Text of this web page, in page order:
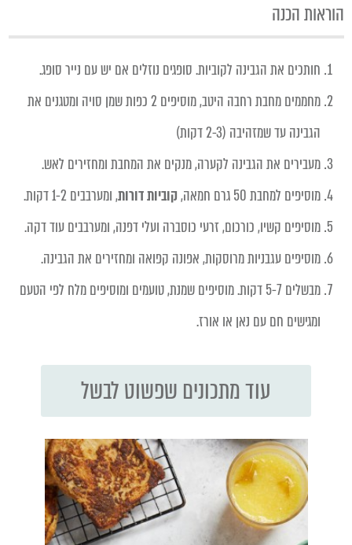
הוראות הכנה
חותכים את הגבינה לקוביות. סופגים נוזלים אם יש עם נייר סופג.
מחממים מחבת רחבה היטב, מוסיפים 2 כפות שמן סויה ומטגנים את
הגבינה עד שמזהיבה (2-3 דקות)
מעבירים את הגבינה לקערה, מנקים את המחבת ומחזירים לאש.
מוסיפים למחבת 50 גרם חמאה,
קוביות דורות, ומערבבים 1-2 דקות.
מוסיפים קשיו, כורכום, זרעי כוסברה ועלי דפנה, ומערבבים עוד דקה.
מוסיפים עגבניות מרוסקות, אפונה קפואה ומחזירים את הגבינה.
מבשלים 5-7 דקות. מוסיפים שמנת, טועמים ומוסיפים מלח לפי הטעם
ומגישים חם עם נאן או אורז.
עוד מתכונים שפשוט לבשל